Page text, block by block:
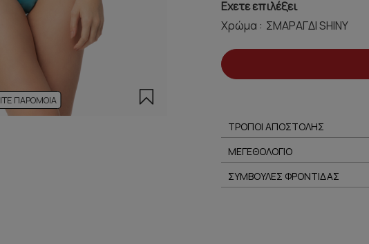
ΠΑΡΌΜΟΙΑ
Εχετε επιλέξει
Χρώμα :
ΤΡΟΠΟΙ ΑΠΟΣΤΟΛΗΣ
ΜΕΓΕΘΟΛΟΓΙΟ
ΣΥΜΒΟΥΛΕΣ ΦΡΟΝΤΙΔΑΣ